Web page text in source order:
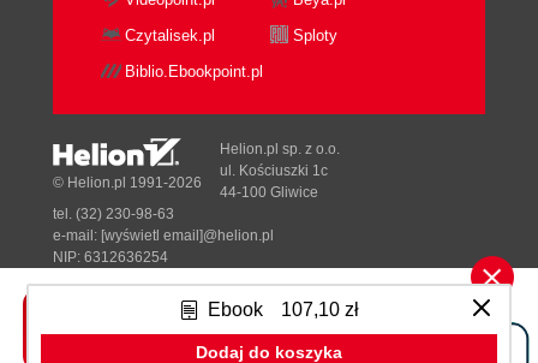
Ebook 107,10 zł
Dodaj do koszyka
Czytalisek.pl
Sploty
Biblio.Ebookpoint.pl
Tonik.pl
© Helion.pl 1991-2026
Helion.pl sp. z o.o.
ul. Kościuszki 1c
44-100 Gliwice
tel. (32) 230-98-63
e-mail: [wyświetl email]@helion.pl
NIP: 6312636254